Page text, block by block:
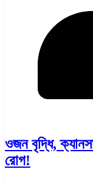
ওজন বৃদ্ধি,
রোগ!